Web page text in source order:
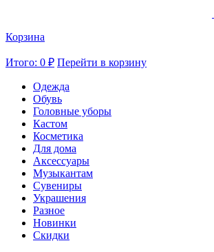
Корзина
Итого: 0 ₽ Перейти в корзину
Одежда
Обувь
Головные уборы
Кастом
Косметика
Для дома
Аксессуары
Музыкантам
Сувениры
Украшения
Разное
Новинки
Скидки